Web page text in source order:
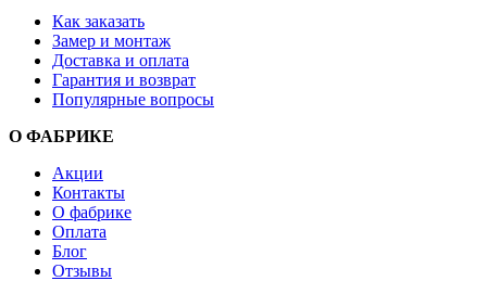
Как заказать
Замер и монтаж
Доставка и оплата
Гарантия и возврат
Популярные вопросы
О ФАБРИКЕ
Акции
Контакты
О фабрике
Оплата
Блог
Отзывы